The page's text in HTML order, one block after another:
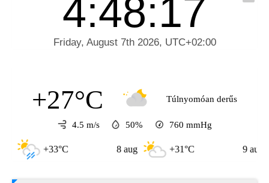
+27°C Túlnyomóan derűs
4.5 m/s 50% 760 mmHg
8 aug +31°C 9 aug +30°C